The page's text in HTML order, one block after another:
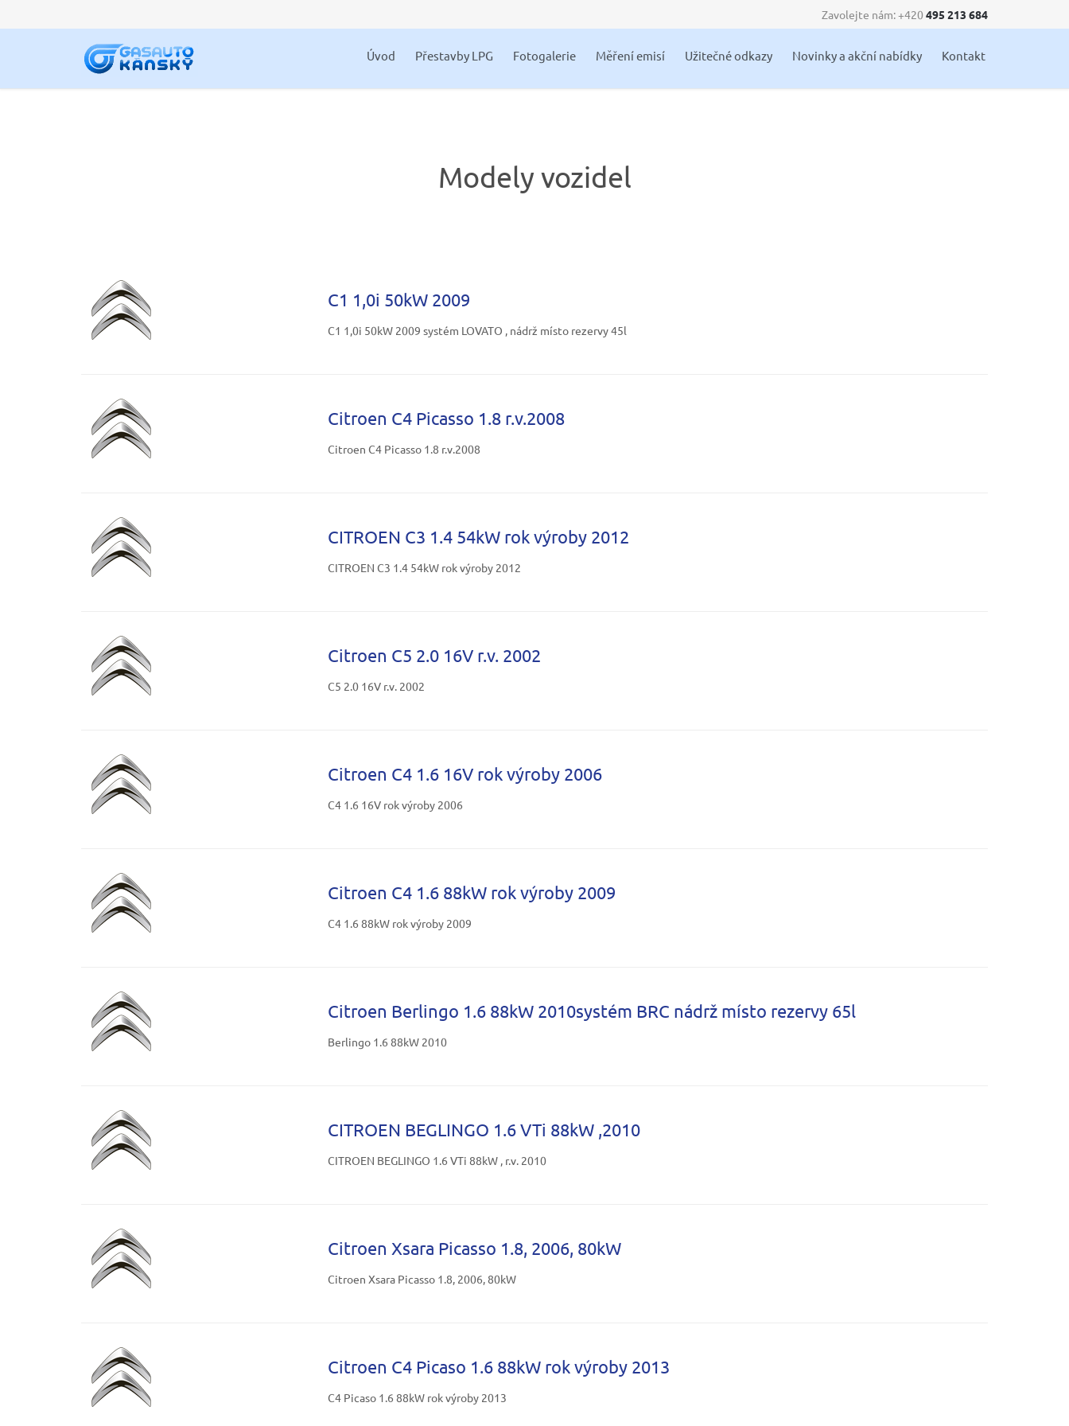
Zavolejte nám: +420 495 213 684
content
Úvod Přestavby LPG Fotogalerie Měření emisí Užitečné odkazy Novinky a akční nabídky Kontakt
Modely vozidel
C1 1,0i 50kW 2009
C1 1,0i 50kW 2009 systém LOVATO , nádrž místo rezervy 45l
Citroen C4 Picasso 1.8 r.v.2008
Citroen C4 Picasso 1.8 r.v.2008
CITROEN C3 1.4 54kW rok výroby 2012
CITROEN C3 1.4 54kW rok výroby 2012
Citroen C5 2.0 16V r.v. 2002
C5 2.0 16V r.v. 2002
Citroen C4 1.6 16V rok výroby 2006
C4 1.6 16V rok výroby 2006
Citroen C4 1.6 88kW rok výroby 2009
C4 1.6 88kW rok výroby 2009
Citroen Berlingo 1.6 88kW 2010systém BRC nádrž místo rezervy 65l
Berlingo 1.6 88kW 2010
CITROEN BEGLINGO 1.6 VTi 88kW ,2010
CITROEN BEGLINGO 1.6 VTi 88kW , r.v. 2010
Citroen Xsara Picasso 1.8, 2006, 80kW
Citroen Xsara Picasso 1.8, 2006, 80kW
Citroen C4 Picaso 1.6 88kW rok výroby 2013
C4 Picaso 1.6 88kW rok výroby 2013